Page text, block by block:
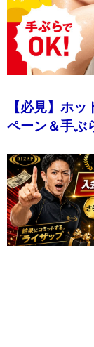
【必見】ホ
ペーン＆手ぶ